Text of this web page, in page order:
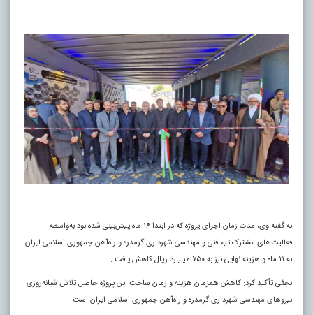
به گفته وی، مدت زمان اجرای پروژه که در ابتدا ۱۶ ماه پیش‌بینی شده بود به‌واسطه
فعالیت‌های مشترک تیم فنی و مهندسی شهرداری گرمدره و راه‌آهن جمهوری اسلامی ایران
به ۱۱ ماه و هزینه نهایی نیز به ۷۵۰ میلیارد ریال کاهش یافت .
نجفی تأکید کرد: کاهش همزمان هزینه و زمان ساخت این پروژه حاصل تلاش شبانه‌روزی
نیروهای مهندسی شهرداری گرمدره و راه‌آهن جمهوری اسلامی ایران است.